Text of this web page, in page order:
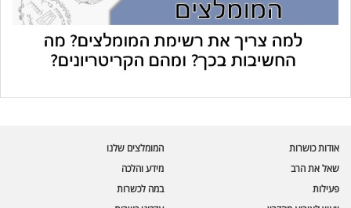
אודות כושרות
שאל את הרב
פעילות
המומלצים שלנו
מידע והלכה
במה לכשרות
🪲 בדיקת חרקים